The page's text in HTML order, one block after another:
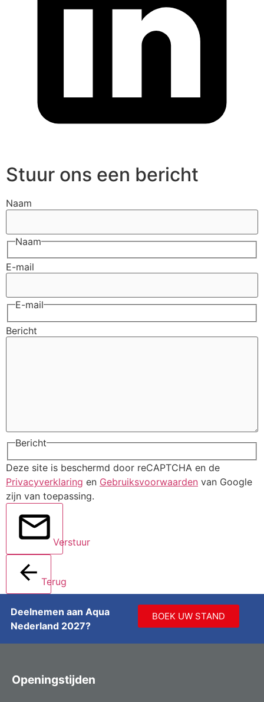
Stuur ons een bericht
Naam
Naam
E-mail
E-mail
Bericht
Bericht
Deze site is beschermd door reCAPTCHA en de
Privacyverklaring en Gebruiksvoorwaarden van Google
zijn van toepassing.
Verstuur
Terug
Deelnemen aan Aqua
Nederland 2027?
BOEK UW STAND
Openingstijden